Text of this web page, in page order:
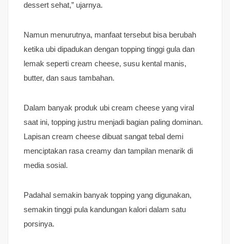
dessert sehat,” ujarnya.
Namun menurutnya, manfaat tersebut bisa berubah
ketika ubi dipadukan dengan topping tinggi gula dan
lemak seperti cream cheese, susu kental manis,
butter, dan saus tambahan.
Dalam banyak produk ubi cream cheese yang viral
saat ini, topping justru menjadi bagian paling dominan.
Lapisan cream cheese dibuat sangat tebal demi
menciptakan rasa creamy dan tampilan menarik di
media sosial.
Padahal semakin banyak topping yang digunakan,
semakin tinggi pula kandungan kalori dalam satu
porsinya.